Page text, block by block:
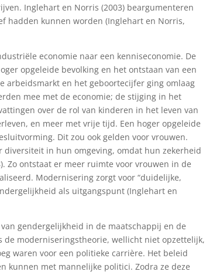
Inglehart en Norris (2003) beargumenteren
hadden kunnen worden (Inglehart en Norris,
economie naar een kenniseconomie. De
opgeleide bevolking en het ontstaan van een
arbeidsmarkt en het geboortecijfer ging omlaag
mee met de economie; de stijging in het
over de rol van kinderen in het leven van
en meer met vrije tijd. Een hoger opgeleide
Dit zou ook gelden voor vrouwen.
in hun omgeving, omdat hun zekerheid
Zo ontstaat er meer ruimte voor vrouwen in de
Modernisering zorgt voor “duidelijke,
als uitgangspunt (Inglehart en
gendergelijkheid in de maatschappij en de
de moderniseringstheorie, wellicht niet opzettelijk,
waren voor een politieke carrière. Het beleid
kunnen met mannelijke politici. Zodra ze deze